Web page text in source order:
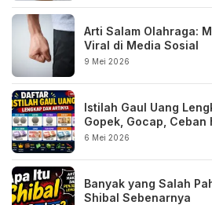
Arti Salam Olahraga:
Viral di Media Sosial
9 Mei 2026
Istilah Gaul Uang
Gopek, Gocap, Ceban
6 Mei 2026
Banyak yang Salah
Shibal Sebenarnya